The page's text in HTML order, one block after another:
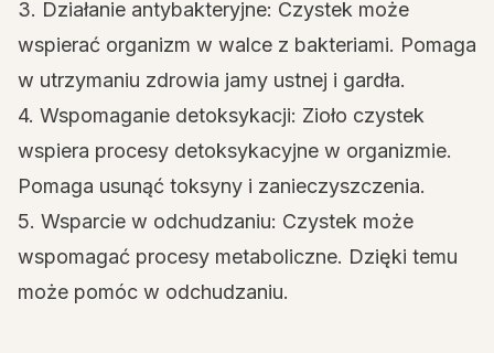
3. Działanie antybakteryjne: Czystek może
wspierać organizm w walce z bakteriami. Pomaga
w utrzymaniu zdrowia jamy ustnej i gardła.
4. Wspomaganie detoksykacji: Zioło czystek
wspiera procesy detoksykacyjne w organizmie.
Pomaga usunąć toksyny i zanieczyszczenia.
5. Wsparcie w odchudzaniu: Czystek może
wspomagać procesy metaboliczne. Dzięki temu
może pomóc w odchudzaniu.